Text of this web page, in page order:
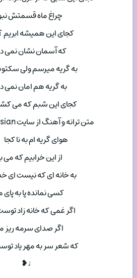
چراغ ماه قسمتش
کجای این همیشه
که آسمان نشان نمی
به گریه میرسم ولی
به گریه هم امان نمی
کجای این شبم که می
متن ترانه و آهنگ از سایت Listen Persian
هوای گریه ام به نا
از این خرابیم که می
به خانه ای که نیست ای
کسی نمانده پا به
اگر غمی که خانه زاد
اگر صدای سرمه ریز
که شعر سر به مهر یاد
♩❥